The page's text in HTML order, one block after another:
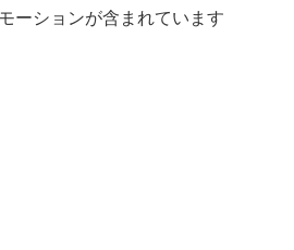
ーションが含まれています